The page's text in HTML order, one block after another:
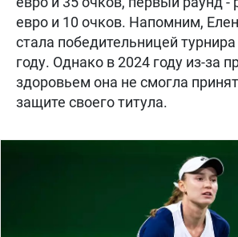
евро и 10 очков. Напомним,
стала победительницей
году. Однако в 2024 году из-за
здоровьем она не смогла
защите своего титула.